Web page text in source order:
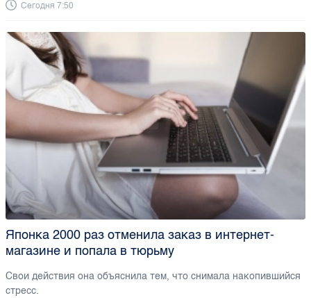
Сегодня 7:50
Японка 2000 раз отменила заказ в интернет-
магазине и попала в тюрьму
Свои действия она объяснила тем, что снимала накопившийся
стресс.